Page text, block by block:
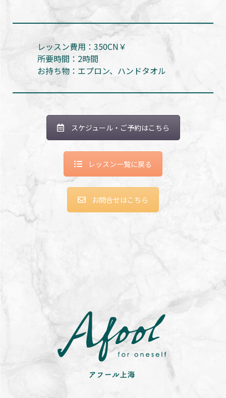
レッスン費用：350CN￥
所要時間：2時間
お持ち物：エプロン、ハンドタオル
スケジュール・ご予約はこちら
レッスン一覧に戻る
お問合せはこちら